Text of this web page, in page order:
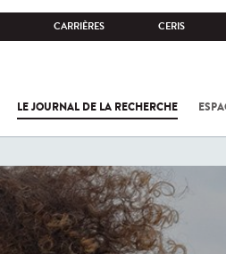
CARRIÈRES CERIS
LE JOURNAL DE LA RECHERCHE